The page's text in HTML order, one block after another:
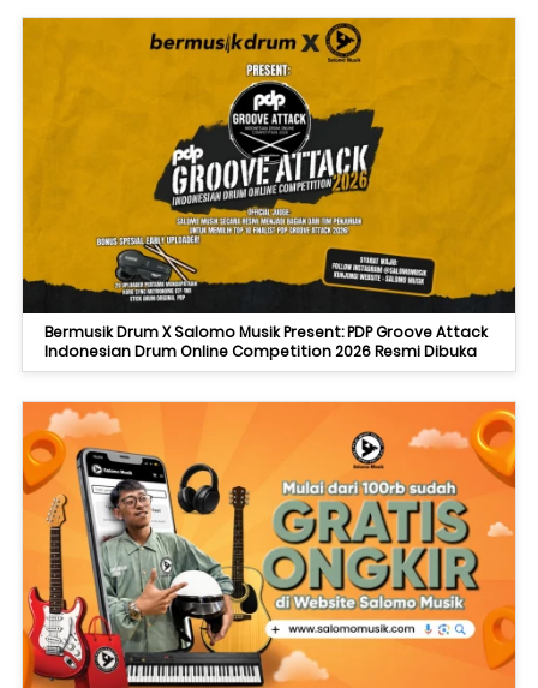
Bermusik Drum X Salomo Musik Present: PDP Groove Attack
Indonesian Drum Online Competition 2026 Resmi Dibuka